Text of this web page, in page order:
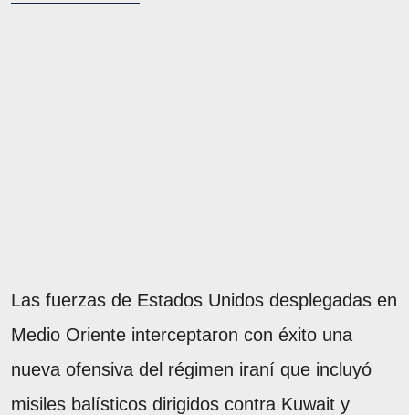
Las fuerzas de Estados Unidos desplegadas en
Medio Oriente interceptaron con éxito una
nueva ofensiva del régimen iraní que incluyó
misiles balísticos dirigidos contra Kuwait y